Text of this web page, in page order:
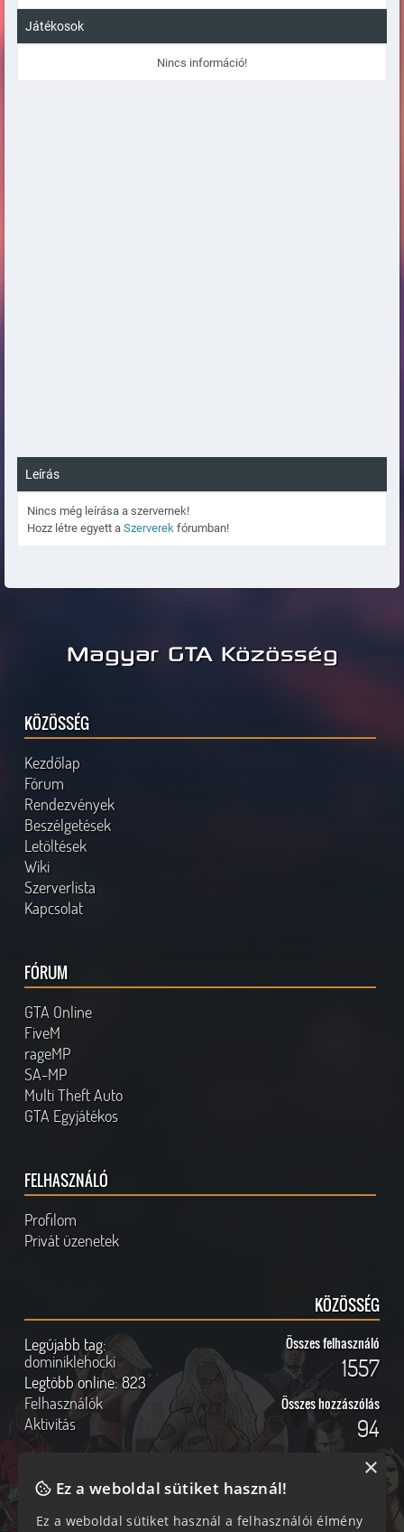
Játékosok
Nincs információ!
Leírás
Nincs még leírása a szervernek!
Hozz létre egyett a Szerverek fórumban!
Magyar GTA Közösség
KÖZÖSSÉG
Kezdőlap
Fórum
Rendezvények
Beszélgetések
Letöltések
Wiki
Szerverlista
Kapcsolat
FÓRUM
GTA Online
FiveM
rageMP
SA-MP
Multi Theft Auto
GTA Egyjátékos
FELHASZNÁLÓ
Profilom
Privát üzenetek
KÖZÖSSÉG
Legújabb tag:
dominiklehocki
Legtöbb online:823
Felhasználók
Aktivitás
Összes felhasználó
1557
Összes hozzászólás
94
Online felhasználók Kövess Minket!
Ez a weboldal sütiket használ!
Ez a weboldal sütiket használ a felhasználói élmény
×